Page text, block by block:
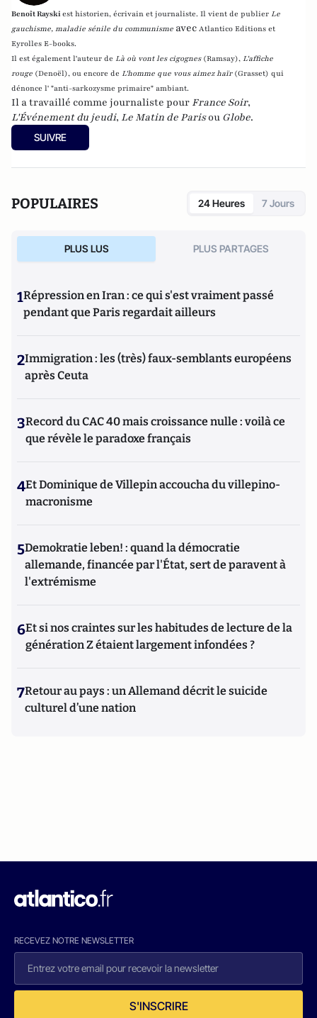
Benoît Rayskiest historien, écrivain et journaliste. Il vient de publier Le
gauchisme, maladie sénile du communisme avec Atlantico Editions et
Eyrolles E-books.
Il est également l'auteur de Là où vont les cigognes (Ramsay), L'affiche
rouge (Denoël), ou encore de L'homme que vous aimez haïr (Grasset) qui
dénonce l' "anti-sarkozysme primaire" ambiant.
Il a travaillé comme journaliste pour France Soir,
L'Événement du jeudi, Le Matin de Parisou Globe.
SUIVRE
POPULAIRES 24 Heures 7 Jours
PLUS LUS PLUS PARTAGES
1Répression en Iran : ce qui s'est vraiment passé
pendant que Paris regardait ailleurs
2Immigration : les (très) faux-semblants européens
après Ceuta
3Record du CAC 40 mais croissance nulle : voilà ce
que révèle le paradoxe français
4Et Dominique de Villepin accoucha du villepino-
macronisme
5Demokratie leben! : quand la démocratie
allemande, financée par l'État, sert de paravent à
l'extrémisme
6Et si nos craintes sur les habitudes de lecture de la
génération Z étaient largement infondées ?
7Retour au pays : un Allemand décrit le suicide
culturel d’une nation
RECEVEZ NOTRE NEWSLETTER
S'INSCRIRE